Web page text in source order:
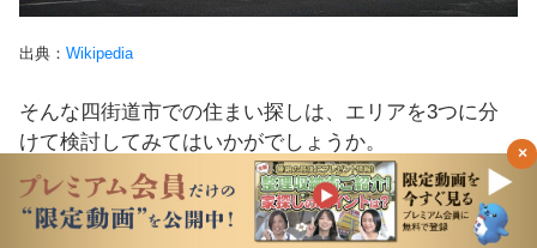
×
出典： Wikipedia
そんな四街道市での住まい探しは、エリアを3つに分
けて検討してみてはいかがでしょうか。
1つ目は四街道駅周辺の古くからの市街地です。JR線
の北側～県道66号線までのエリアは、古くからある市